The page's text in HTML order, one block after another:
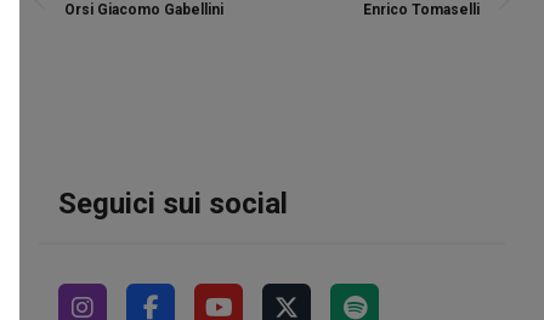
Orsi Giacomo Gabellini
Enrico Tomaselli
Seguici sui social